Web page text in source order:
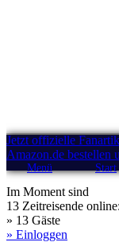
Jetzt offizielle
Amazon.de bestellen
Menü Start
Im Moment sind
13 Zeitreisende online:
» 13 Gäste
» Einloggen